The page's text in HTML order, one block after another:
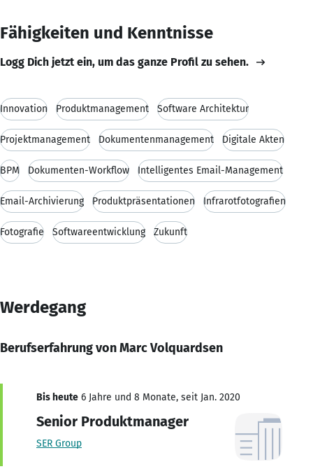
Fähigkeiten und Kenntnisse
Logg Dich jetzt ein, um das ganze Profil zu sehen.
Innovation Produktmanagement Software Architektur
Projektmanagement Dokumentenmanagement Digitale Akten
BPM Dokumenten-Workflow Intelligentes Email-Management
Email-Archivierung Produktpräsentationen Infrarotfotografien
Fotografie Softwareentwicklung Zukunft
Werdegang
Berufserfahrung von Marc Volquardsen
Bis heute 6 Jahre und 8 Monate, seit Jan. 2020
Senior Produktmanager
SER Group